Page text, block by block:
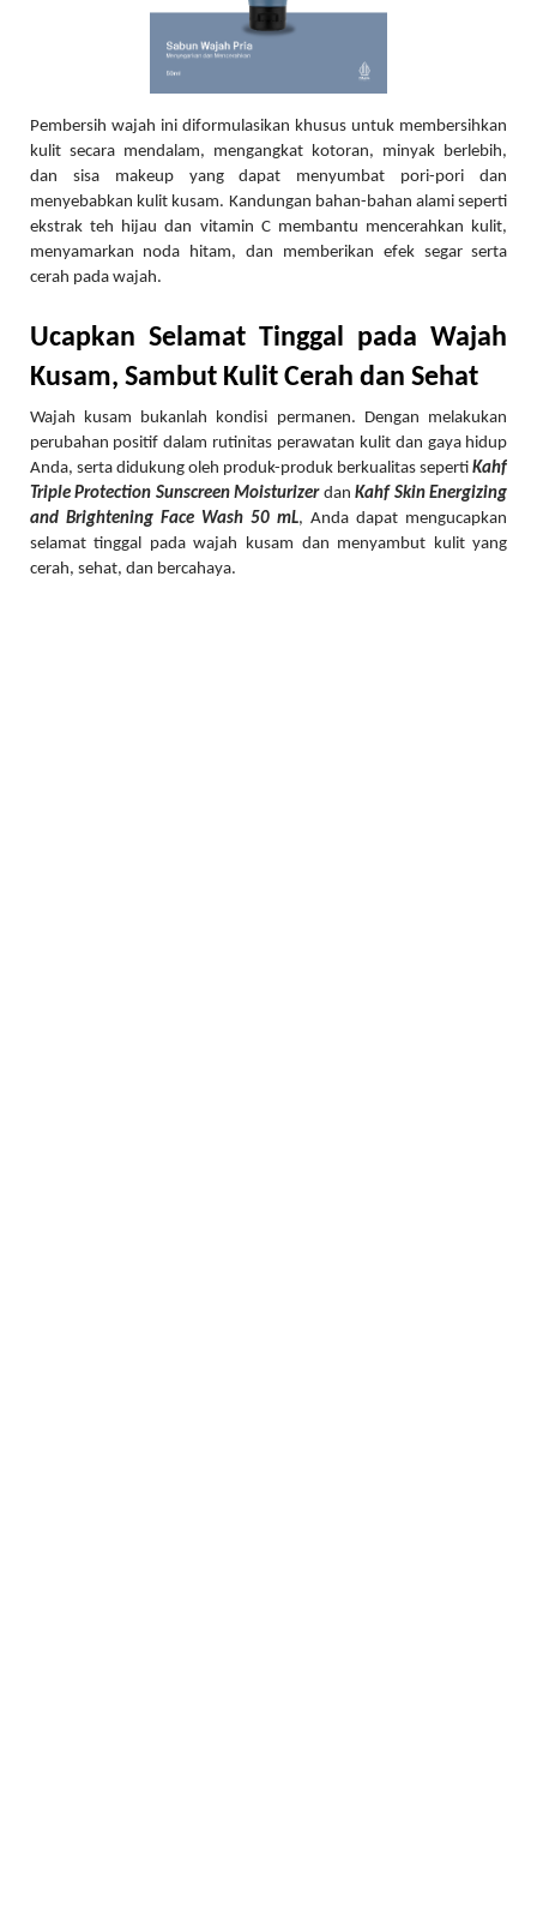
Pembersih wajah ini diformulasikan khusus untuk membersihkan
kulit secara mendalam, mengangkat kotoran, minyak berlebih,
dan sisa makeup yang dapat menyumbat pori-pori dan
menyebabkan kulit kusam. Kandungan bahan-bahan alami seperti
ekstrak teh hijau dan vitamin C membantu mencerahkan kulit,
menyamarkan noda hitam, dan memberikan efek segar serta
cerah pada wajah.
Ucapkan Selamat Tinggal pada Wajah
Kusam, Sambut Kulit Cerah dan Sehat
Wajah kusam bukanlah kondisi permanen. Dengan melakukan
perubahan positif dalam rutinitas perawatan kulit dan gaya hidup
Anda, serta didukung oleh produk-produk berkualitas sepertiKahf
Triple Protection Sunscreen Moisturizer danKahf Skin Energizing
and Brightening Face Wash 50 mL, Anda dapat mengucapkan
selamat tinggal pada wajah kusam dan menyambut kulit yang
cerah, sehat, dan bercahaya.